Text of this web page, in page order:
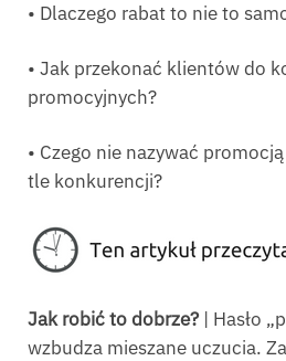
• Dlaczego rabat to nie to
• Jak przekonać klientów do
promocyjnych?
• Czego nie nazywać
tle konkurencji?
Jak robić to dobrze?| Hasło
wzbudza mieszane uczucia.